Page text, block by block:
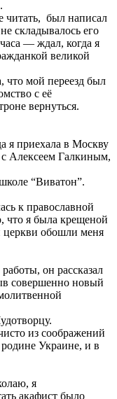
читать, был написал
складывалось его
— ждал, когда я
великой
что мой переезд был
с её
вернуться.
я приехала в Москву
с Алексеем Галкиным,
“Виватон”.
к православной
что я была крещеной
церкви обошли меня
он рассказал
совершенно новый
из соображений
Украине, и в
я
акафист было